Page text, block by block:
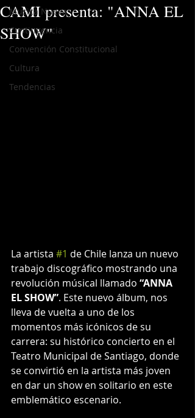
Musica Nueva
Contingencia
Convención Constitucional
Cultura
Tendencias
CAMI presenta: "ANNA EL
SHOW"
La artista #1 de Chile lanza un nuevo
trabajo discográfico mostrando una
revolución músical llamado “ANNA
EL SHOW”. Este nuevo álbum, nos
lleva de vuelta a uno de los
momentos más icónicos de su
carrera: su histórico concierto en el
Teatro Municipal de Santiago, donde
se convirtió en la artista más joven
en dar un show en solitario en este
emblemático escenario.